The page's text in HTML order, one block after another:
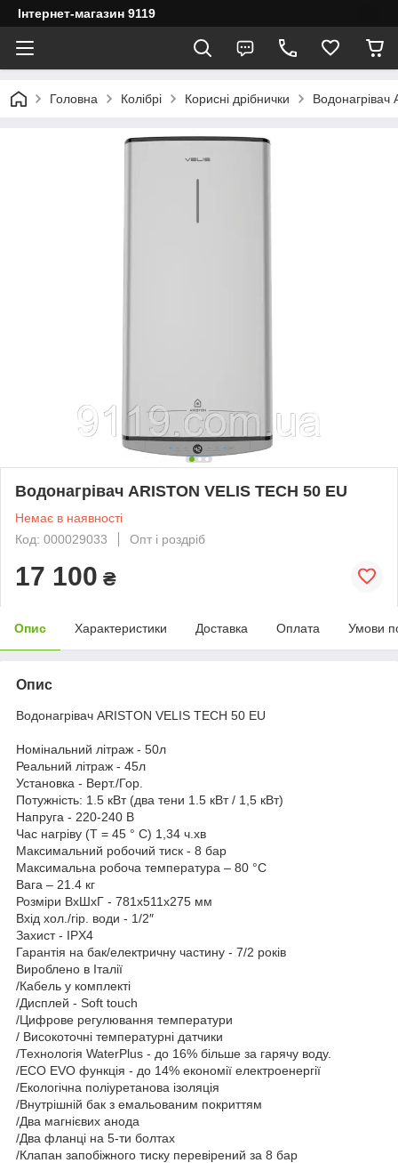
Інтернет-магазин 9119
Головна Колібрі Корисні дрібнички
Водонагрівач ARISTON VELIS TECH 50 EU
Немає в наявності
Код: 000029033
Опт і роздріб
17 100 ₴
Опис Характеристики Доставка Оплата Умови
Опис
Водонагрівач ARISTON VELIS TECH 50 EU
Номінальний літраж - 50л
Реальний літраж - 45л
Установка - Верт./Гор.
Потужність: 1.5 кВт (два тени 1.5 кВт / 1,5 кВт)
Напруга - 220-240 В
Час нагріву (Т = 45 ° С) 1,34 ч.хв
Максимальний робочий тиск - 8 бар
Максимальна робоча температура – 80 °С
Вага – 21.4 кг
Розміри ВхШхГ - 781х511х275 мм
Вхід хол./гір. води - 1/2″
Захист - IPX4
Гарантія на бак/електричну частину - 7/2 років
Вироблено в Італії
/Кабель у комплекті
/Дисплей - Soft touch
/Цифрове регулювання температури
/ Високоточні температурні датчики
/Технологія WaterPlus - до 16% більше за гарячу воду.
/ЕСО ЕVО функція - до 14% економії електроенергії
/Екологічна поліуретанова ізоляція
/Внутрішній бак з емальованим покриттям
/Два магнієвих анода
/Два фланці на 5-ти болтах
/Клапан запобіжного тиску перевірений за 8 бар